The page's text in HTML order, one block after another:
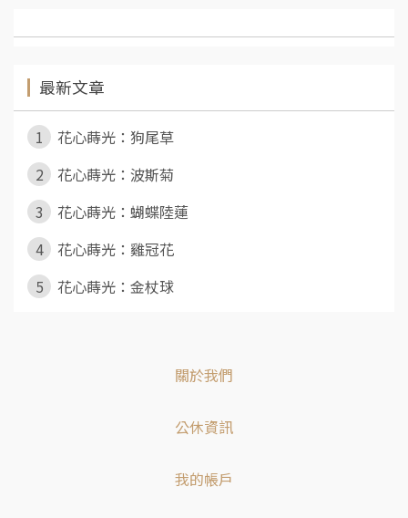
最新文章
1
花心蒔光：狗尾草
2
花心蒔光：波斯菊
3
花心蒔光：蝴蝶陸蓮
4
花心蒔光：雞冠花
5
花心蒔光：金杖球
關於我們
公休資訊
我的帳戶